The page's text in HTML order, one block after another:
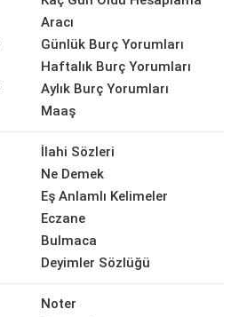
Aracı
Günlük Burç Yorumları
Haftalık Burç Yorumları
Aylık Burç Yorumları
Maaş
İlahi Sözleri
Ne Demek
Eş Anlamlı Kelimeler
Eczane
Bulmaca
Deyimler Sözlüğü
Noter